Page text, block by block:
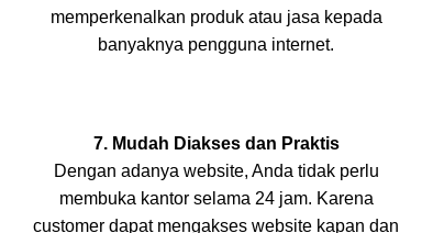
memperkenalkan produk atau jasa kepada
banyaknya pengguna internet.
7. Mudah Diakses dan Praktis
Dengan adanya website, Anda tidak perlu
membuka kantor selama 24 jam. Karena
customer dapat mengakses website kapan dan